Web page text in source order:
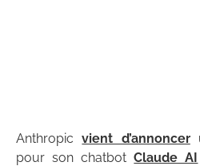
Anthropicvient d’annoncer
pour son chatbotClaude AI